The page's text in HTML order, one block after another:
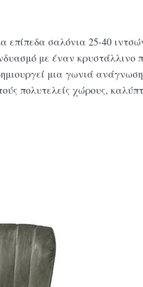
επίπεδα σαλόνια 25-40
με έναν κρυστάλλινο
μια γωνιά
πολυτελείς χώρους,